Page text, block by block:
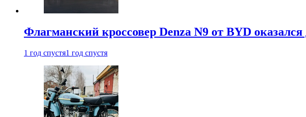
Флагманский кроссовер Denza N9 от BYD
1 год спустя1 год спустя